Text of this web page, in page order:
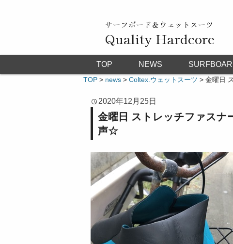
サーフボード＆ウェットスーツ
Quality Hardcore
TOP NEWS
TOP > news > Coltex.ウェットスーツ > 金曜日
2020年12月25日
金曜日 ストレッチファスナ
声☆